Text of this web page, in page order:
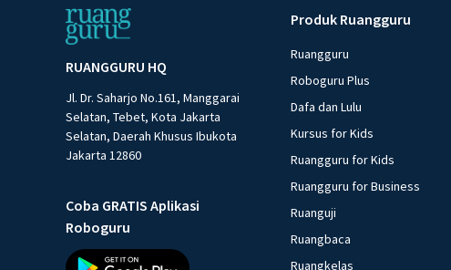
RUANGGURU HQ
Jl. Dr. Saharjo No.161, Manggarai
Selatan, Tebet, Kota Jakarta
Selatan, Daerah Khusus Ibukota
Jakarta 12860
Coba GRATIS Aplikasi
Roboguru
Produk Ruangguru
Ruangguru
Roboguru Plus
Dafa dan Lulu
Kursus for Kids
Ruangguru for Kids
Ruangguru for Business
Ruanguji
Ruangbaca
Ruangkelas